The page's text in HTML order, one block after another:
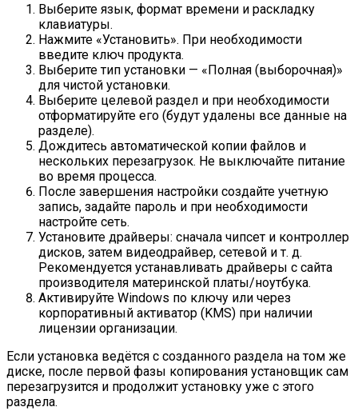
Выберите язык, формат времени и раскладку
клавиатуры.
Нажмите «Установить». При необходимости
введите ключ продукта.
Выберите тип установки — «Полная (выборочная)»
для чистой установки.
Выберите целевой раздел и при необходимости
отформатируйте его (будут удалены все данные на
разделе).
Дождитесь автоматической копии файлов и
нескольких перезагрузок. Не выключайте питание
во время процесса.
После завершения настройки создайте учетную
запись, задайте пароль и при необходимости
настройте сеть.
Установите драйверы: сначала чипсет и контроллер
дисков, затем видеодрайвер, сетевой и т. д.
Рекомендуется устанавливать драйверы с сайта
производителя материнской платы/ноутбука.
Активируйте Windows по ключу или через
корпоративный активатор (KMS) при наличии
лицензии организации.
Если установка ведётся с созданного раздела на том же
диске, после первой фазы копирования установщик сам
перезагрузится и продолжит установку уже с этого
раздела.